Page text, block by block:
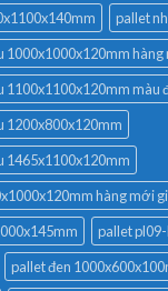
pallet
1000x1000x120mm
1100x1100x120mm màu
1200x800x120mm
1465x1100x120mm
hàng mới
pallet
pallet đen